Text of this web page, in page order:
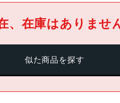
、在庫はありませ
似た商品を探す